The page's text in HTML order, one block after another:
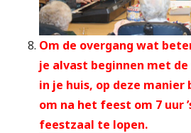
Om de overgang wat
je alvast beginnen met
in je huis, op deze manier
om na het feest om 7 uur
feestzaal te lopen.